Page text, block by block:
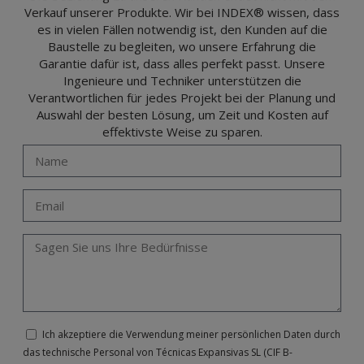
Verkauf unserer Produkte. Wir bei INDEX® wissen, dass
es in vielen Fällen notwendig ist, den Kunden auf die
Baustelle zu begleiten, wo unsere Erfahrung die
Garantie dafür ist, dass alles perfekt passt. Unsere
Ingenieure und Techniker unterstützen die
Verantwortlichen für jedes Projekt bei der Planung und
Auswahl der besten Lösung, um Zeit und Kosten auf
effektivste Weise zu sparen.
Ich akzeptiere die Verwendung meiner persönlichen Daten durch
das technische Personal von Técnicas Expansivas SL (CIF B-